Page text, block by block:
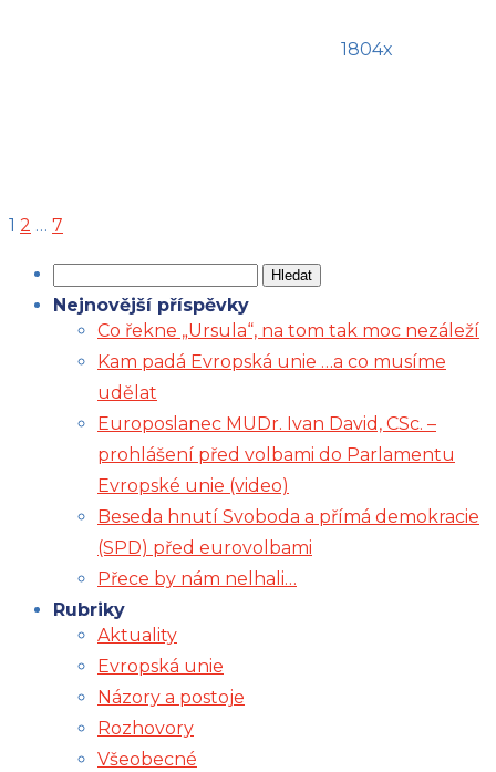
1804x
1 2 … 7
Nejnovější příspěvky
Co řekne „Ursula“, na tom tak moc nezáleží
Kam padá Evropská unie …a co musíme
udělat
Europoslanec MUDr. Ivan David, CSc. –
prohlášení před volbami do Parlamentu
Evropské unie (video)
Beseda hnutí Svoboda a přímá demokracie
(SPD) před eurovolbami
Přece by nám nelhali…
Rubriky
Aktuality
Evropská unie
Názory a postoje
Rozhovory
Všeobecné